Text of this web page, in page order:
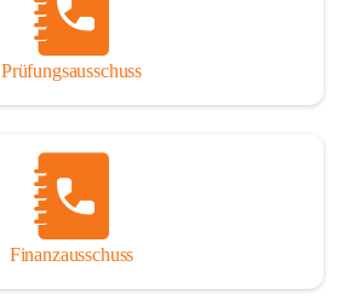
Prüfungsausschuss
Finanzausschuss